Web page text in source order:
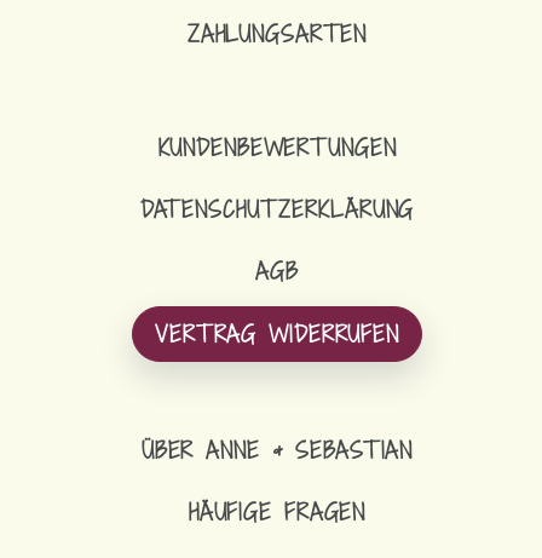
ZAHLUNGSARTEN
KUNDENBEWERTUNGEN
DATENSCHUTZERKLÄRUNG
AGB
VERTRAG WIDERRUFEN
ÜBER ANNE & SEBASTIAN
HÄUFIGE FRAGEN